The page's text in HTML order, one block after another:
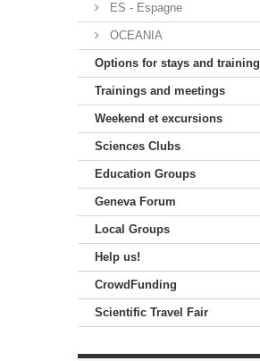
ES - Espagne
OCEANIA
Options for stays and training
Trainings and meetings
Weekend et excursions
Sciences Clubs
Education Groups
Geneva Forum
Local Groups
Help us!
CrowdFunding
Scientific Travel Fair